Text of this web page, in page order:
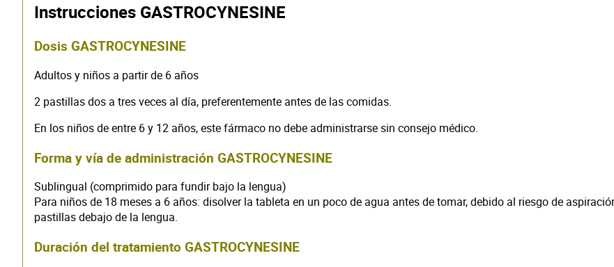
Instrucciones GASTROCYNESINE
Dosis GASTROCYNESINE
Adultos y niños a partir de 6 años
2 pastillas dos a tres veces al día, preferentemente antes de las comidas.
En los niños de entre 6 y 12 años, este fármaco no debe administrarse sin consejo médico.
Forma y vía de administración GASTROCYNESINE
Sublingual (comprimido para fundir bajo la lengua)
Para niños de 18 meses a 6 años: disolver la tableta en un poco de agua antes de tomar, debido al riesgo de
pastillas debajo de la lengua.
Duración del tratamiento GASTROCYNESINE